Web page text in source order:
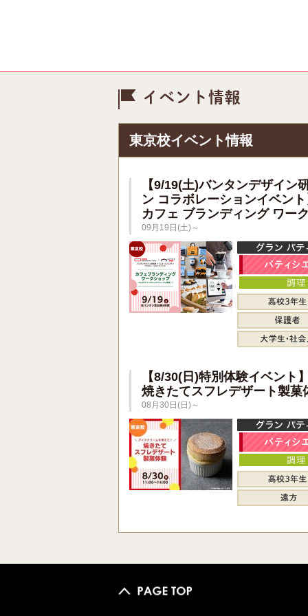
東京校イベント情報
【9/19(土)バンタンデザイン
ン コラボレーションイベン
カフェ ブランディング ワー
09月19日(土)～
【8/30(日)特別体験イベント
焼きたてスフレデザート製菓
08月30日(日)～